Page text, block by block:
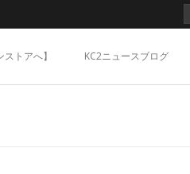
ストアへ】 KC2ニュースブログ